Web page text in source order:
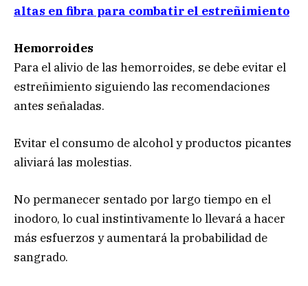
altas en fibra para combatir el estreñimiento
Hemorroides
Para el alivio de las hemorroides, se debe evitar el
estreñimiento siguiendo las recomendaciones
antes señaladas.
Evitar el consumo de alcohol y productos picantes
aliviará las molestias.
No permanecer sentado por largo tiempo en el
inodoro, lo cual instintivamente lo llevará a hacer
más esfuerzos y aumentará la probabilidad de
sangrado.